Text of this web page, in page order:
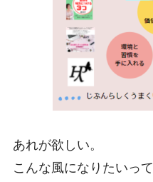
あれが欲しい。
こんな風になりたいって